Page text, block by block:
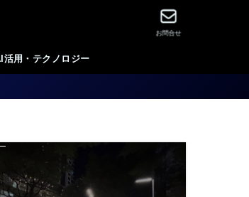
活用・テクノロジー
お問合せ